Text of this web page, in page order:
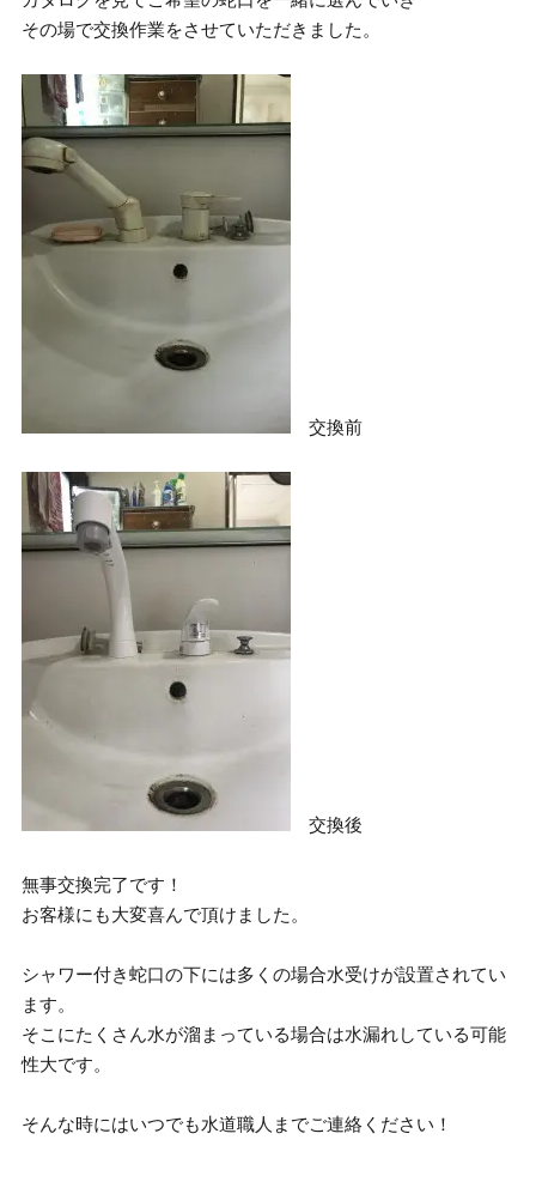
その場で交換作業をさせていただきました。
交換前
交換後
無事交換完了です！
お客様にも大変喜んで頂けました。
シャワー付き蛇口の下には多くの場合水受けが設置されてい
ます。
そこにたくさん水が溜まっている場合は水漏れしている可能
性大です。
そんな時にはいつでも水道職人までご連絡ください！